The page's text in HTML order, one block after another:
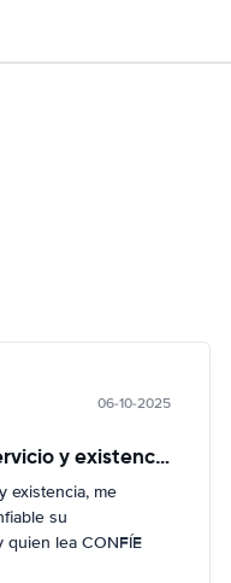
06-10-2025
Desconociendo vuestro servicio y existencia
existencia, me
su
quien lea CONFÍE